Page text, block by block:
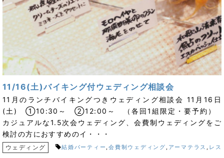
11/16(土)バイキング付ウェディング相談会
11月のランチバイキングつきウェディング相談会 11月16日
(土) ①10:30～ ②12:00～ （各回1組限定・要予約）
カジュアルな1.5次会ウェディング、会費制ウェディングをご
検討の方におすすめのイ・・・
ウェディング 結婚パーティー , 会費制ウェディング , アーマテラス , レス